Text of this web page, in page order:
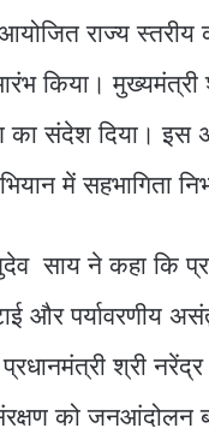
राज्य
किया। मुख्यमंत्री
का संदेश दिया।
में सहभागिता
साय ने कहा कि
और पर्यावरणीय
श्री नरेंद्र
को